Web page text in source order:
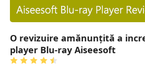
O revizuire amănunțită a
player Blu-ray Aiseesoft